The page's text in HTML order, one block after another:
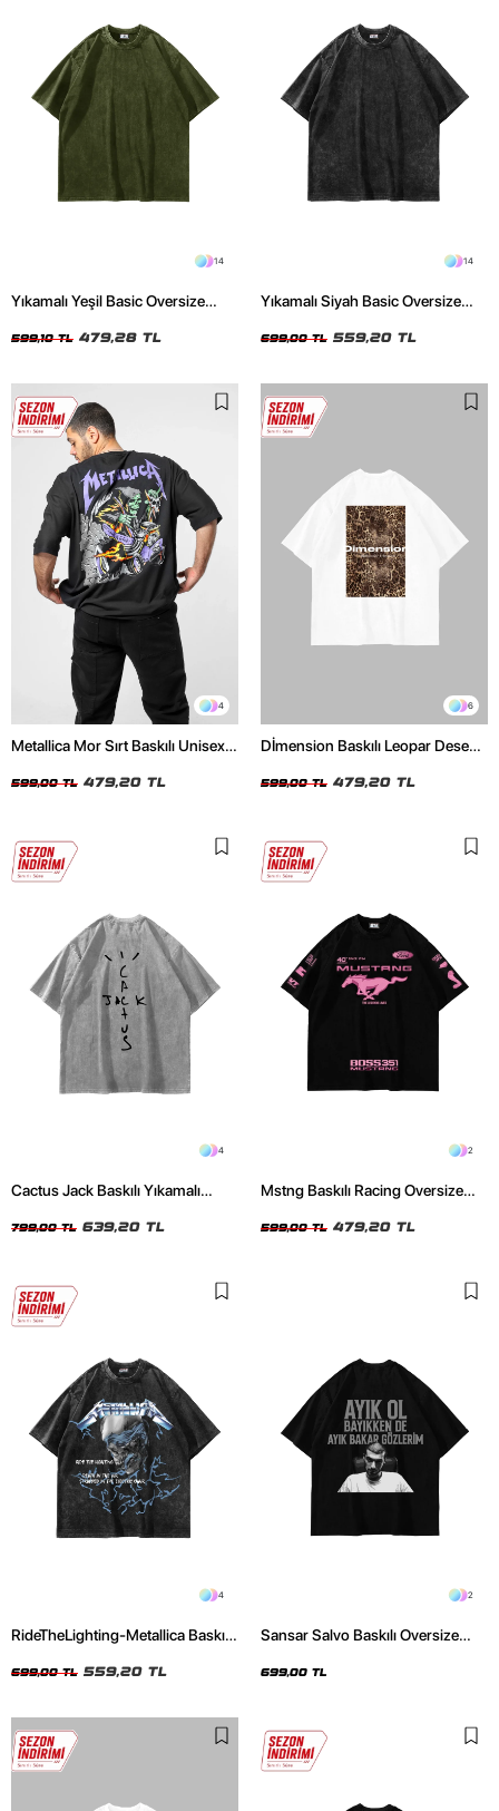
14
Yıkamalı Yeşil Basic Oversize
599,10 TL 479,28 TL
14
Yıkamalı Siyah Basic Oversize
699,00 TL 559,20 TL
4
Metallica Mor Sırt Baskılı Unisex
599,00 TL 479,20 TL
6
Dİmension Baskılı Leopar Desenli
Tshirt
599,00 TL 479,20 TL
4
Cactus Jack Baskılı Yıkamalı
799,00 TL 639,20 TL
2
Mstng Baskılı Racing Oversize
599,00 TL 479,20 TL
4
RideTheLighting-Metallica Baskılı
Tshirt
699,00 TL 559,20 TL
2
Sansar Salvo Baskılı Oversize
699,00 TL